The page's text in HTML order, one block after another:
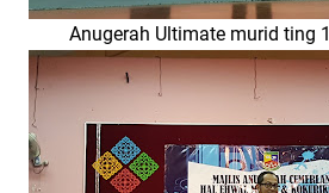
Anugerah Ultimate murid ting 1